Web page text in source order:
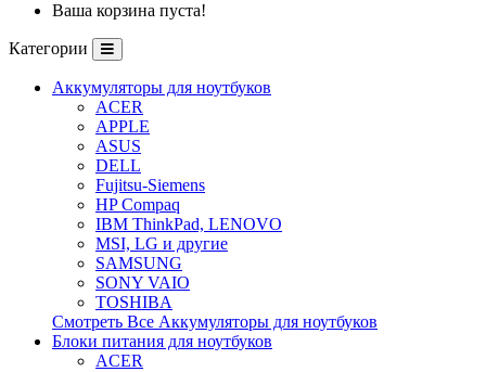
Ваша корзина пуста!
Категории
Аккумуляторы для ноутбуков
ACER
APPLE
ASUS
DELL
Fujitsu-Siemens
HP Compaq
IBM ThinkPad, LENOVO
MSI, LG и другие
SAMSUNG
SONY VAIO
TOSHIBA
Смотреть Все Аккумуляторы для ноутбуков
Блоки питания для ноутбуков
ACER